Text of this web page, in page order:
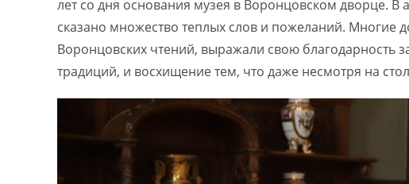
лет со дня основания музея в Воронцовском дворце. В
сказано множество теплых слов и пожеланий. Многие
Воронцовских чтений, выражали свою благодарность
традиций, и восхищение тем, что даже несмотря на